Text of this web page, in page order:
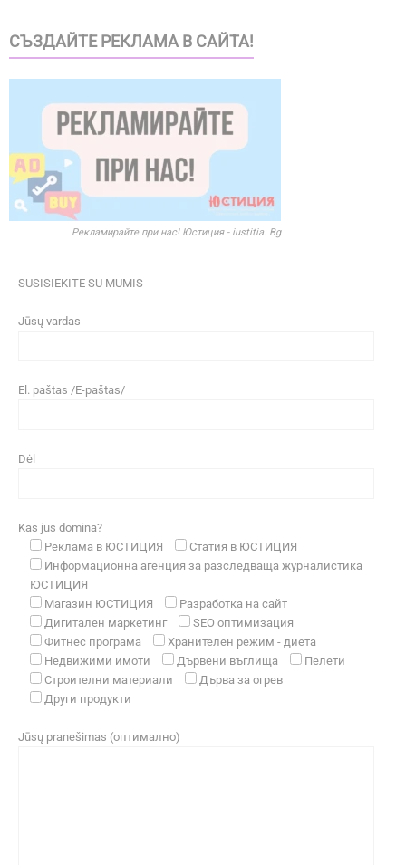
СЪЗДАЙТЕ РЕКЛАМА В САЙТА!
Рекламирайте при нас! Юстиция - iustitia. Bg
SUSISIEKITE SU MUMIS
Jūsų vardas
El. paštas /E-paštas/
Dėl
Kas jus domina?
Реклама в ЮСТИЦИЯ
Статия в ЮСТИЦИЯ
Информационна агенция за разследваща журналистика
ЮСТИЦИЯ
Магазин ЮСТИЦИЯ
Разработка на сайт
Дигитален маркетинг
SEO оптимизация
Фитнес програма
Хранителен режим - диета
Недвижими имоти
Дървени въглища
Пелети
Строителни материали
Дърва за огрев
Други продукти
Jūsų pranešimas (оптимално)